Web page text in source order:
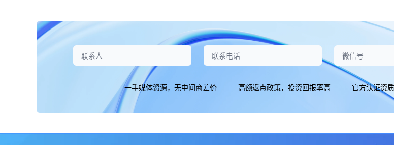
一手媒体资源，无中间商差价 高额返点政策，投资回报率高 官方认证资